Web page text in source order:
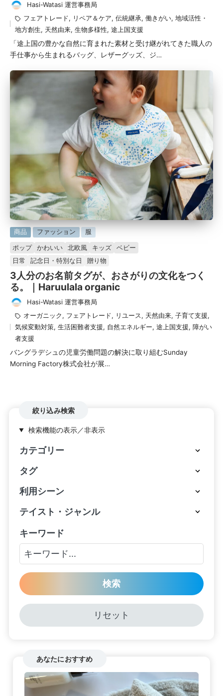
投
稿
者
Hasi-Watasi 運営事務局
タ
グ：
フェアトレード, リペア＆ケア,伝統継承,働きがい,地域活性・
地方創生, 天然由来, 生物多様性, 途上国支援
「途上国の豊かな自然に育まれた素材と受け継がれてきた職人の
手仕事から生まれるバッグ、レザーグッズ、ジ…
に
載
済
み
商品 ファッション 服
ポップ かわいい 北欧風 キッズ
ベビー
日常
記念日・特別な日 贈り物
3人分のお名前タグが、おさがりの文化をつく
る。｜Haruulala organic
投
稿
者
Hasi-Watasi 運営事務局
タ
グ：
オーガニック, フェアトレード, リユース, 天然由来,子育て支援,
気候変動対策, 生活困難者支援, 自然エネルギー, 途上国支援, 障がい
者支援
バングラデシュの児童労働問題の解決に取り組むSunday
Morning Factory株式会社が展…
検索機能の表示／非表示
絞り込み検索
カテゴリー
タグ
利用シーン
テイスト・ジャンル
キーワード
検索
リセット
あなたにおすすめ